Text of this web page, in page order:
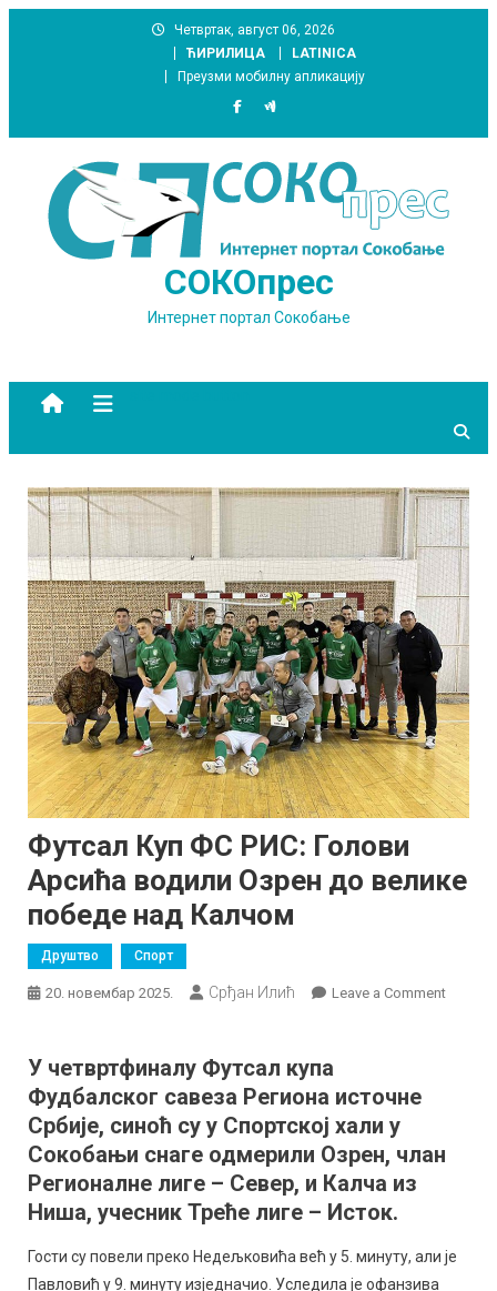
Четвртак, август 06, 2026
ЋИРИЛИЦА
LATINICA
Преузми мобилну апликацију
СОКОпрес
Интернет портал Сокобање
Футсал Куп ФС РИС: Голови
Арсића водили Озрен до велике
победе над Калчом
Друштво Спорт
20. новембар 2025. Срђан Илић Leave a Commenton
велике
У четвртфиналу Футсал купа
Фудбалског савеза Региона источне
Србије, синоћ су у Спортској хали у
Сокобањи снаге одмерили Озрен, члан
Регионалне лиге – Север, и Калча из
Ниша, учесник Треће лиге – Исток.
Гости су повели преко Недељковића већ у 5. минуту, али је
Павловић у 9. минуту изједначио. Уследила је офанзива